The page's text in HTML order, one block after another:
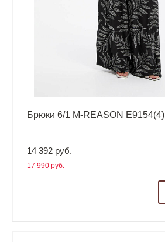
Брюки 6/1 M-REASON E9154(4)
14 392 руб.
17 990 руб.